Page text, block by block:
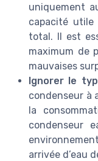
uniquement
capacité
total. Il est
maximum de
mauvaises
Ignorer le
condenseur à
la
condenseur
arrivée d’eau